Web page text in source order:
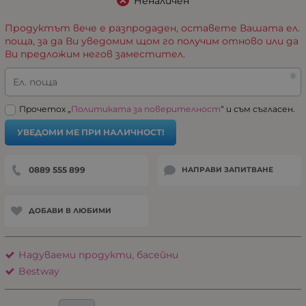
Продуктът вече е разпродаден, оставете Вашата ел.
поща, за да Ви уведомим щом го получим отново или да
Ви предложим негов заместител.
Ел. поща
Прочетох „ Политиката за поверителност“ и съм съгласен.
УВЕДОМИ МЕ ПРИ НАЛИЧНОСТ!
0889 555 899 НАПРАВИ ЗАПИТВАНЕ
ДОБАВИ В ЛЮБИМИ
Надуваеми продукти, басейни
Bestway